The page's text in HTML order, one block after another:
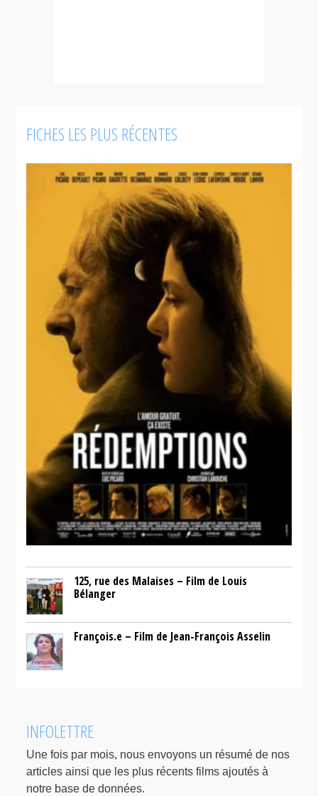
FICHES LES PLUS RÉCENTES
125, rue des Malaises – Film de Louis
Bélanger
François.e – Film de Jean-François Asselin
INFOLETTRE
Une fois par mois, nous envoyons un résumé de nos
articles ainsi que les plus récents films ajoutés à
notre base de données.